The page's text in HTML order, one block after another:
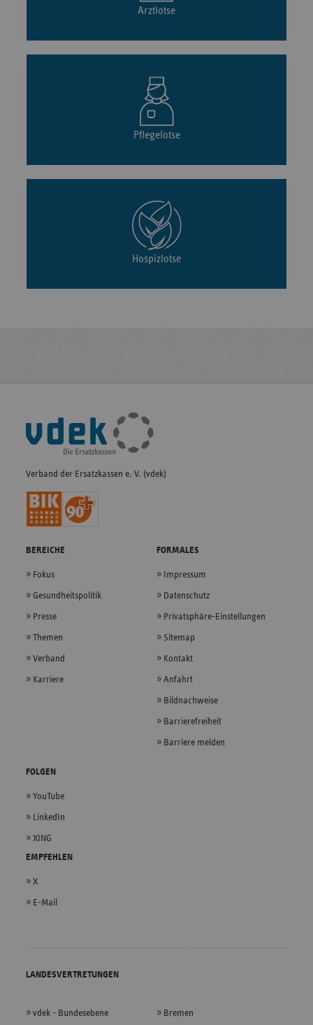
Arztlotse
Pflegelotse
Hospizlotse
Fußleisten-
Navigation
Verband der Ersatzkassen e. V. (vdek)
BEREICHE
Fokus
Gesundheitspolitik
Presse
Themen
Verband
Karriere
FORMALES
Impressum
Datenschutz
Privatsphäre-Einstellungen
Sitemap
Kontakt
Anfahrt
Bildnachweise
Barrierefreiheit
Barriere melden
FOLGEN
YouTube
LinkedIn
XING
EMPFEHLEN
X
E-Mail
LANDESVERTRETUNGEN
vdek - Bundesebene Bremen